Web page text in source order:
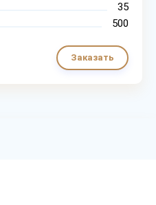
35
500
Заказать